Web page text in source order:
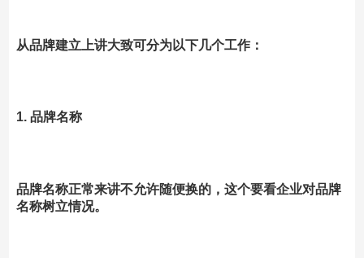
从品牌建立上讲大致可分为以下几个工作：
1. 品牌名称
品牌名称正常来讲不允许随便换的，这个要看企业对品牌
名称树立情况。